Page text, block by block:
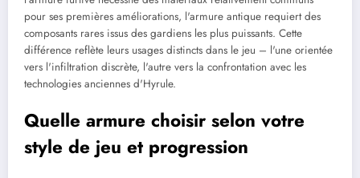
pour ses premières améliorations, l'armure antique requiert des
composants rares issus des gardiens les plus puissants. Cette
différence reflète leurs usages distincts dans le jeu – l'une orientée
vers l'infiltration discrète, l'autre vers la confrontation avec les
technologies anciennes d'Hyrule.
Quelle armure choisir selon votre
style de jeu et progression